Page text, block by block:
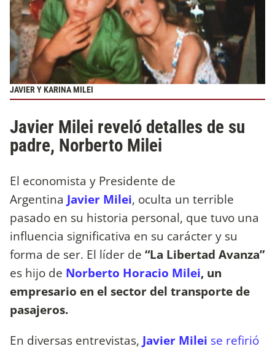
JAVIER Y KARINA MILEI
Javier Milei reveló detalles de su
padre, Norberto Milei
El economista y Presidente de
Argentina Javier Milei, oculta un terrible
pasado en su historia personal, que tuvo una
influencia significativa en su carácter y su
forma de ser. El líder de “La Libertad Avanza”
es hijo de Norberto Horacio Milei, un
empresario en el sector del transporte de
pasajeros.
En diversas entrevistas, Javier Milei se refirió